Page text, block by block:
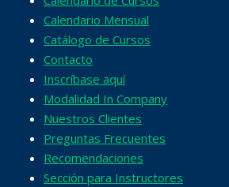
Calendario Mensual
Catálogo de Cursos
Contacto
Inscríbase aquí
Modalidad In Company
Nuestros Clientes
Preguntas Frecuentes
Recomendaciones
Sección para Instructores